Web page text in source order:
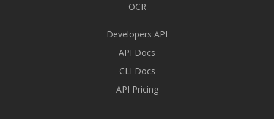
OCR
Developers API
API Docs
CLI Docs
API Pricing